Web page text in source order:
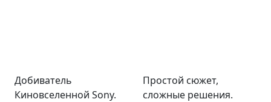
Добиватель
Киновселенной Sony.
Простой сюжет,
сложные решения.